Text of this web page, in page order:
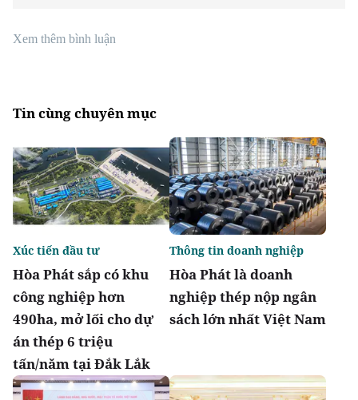
Xem thêm bình luận
Tin cùng chuyên mục
Hòa Phát sắp có khu
công nghiệp hơn
490ha, mở lối cho dự
án thép 6 triệu
tấn/năm tại Đắk Lắk
Xúc tiến đầu tư
Hòa Phát là doanh
nghiệp thép nộp ngân
sách lớn nhất Việt Nam
Thông tin doanh nghiệp